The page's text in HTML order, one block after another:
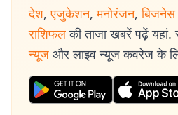
देश, एजुकेशन, मनोरंजन,
राशिफल की ताजा खबरें पढ़ें यहां.
न्यूज और लाइव न्यूज कवरेज के